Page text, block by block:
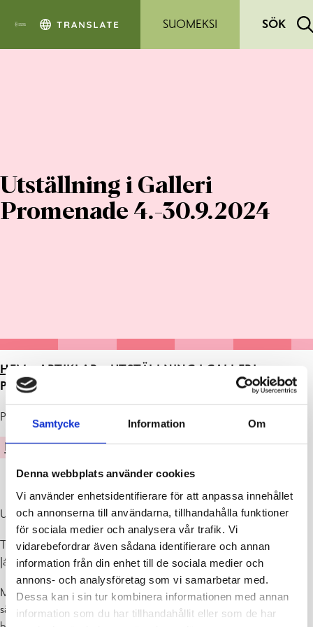
Samtycke Information Om
Denna webbplats använder cookies
Vi använder enhetsidentifierare för att anpassa innehållet
och annonserna till användarna, tillhandahålla funktioner
för sociala medier och analysera vår trafik. Vi
vidarebefordrar även sådana identifierare och annan
information från din enhet till de sociala medier och
annons- och analysföretag som vi samarbetar med.
Dessa kan i sin tur kombinera informationen med annan
information som du har tillhandahållit eller som de har
SUOMEKSI
SÖK
Utställning i Galleri
Promenade 4.-30.9.2024
HEM ARTIKLAR
UTSTÄLLNING I GALLERI
PROMENADE 4.-30.9.2024
Publicerad : 28.08.2024
KULTUR
Utställning i Galleri Promenade 4.-30.9.2024
Tyyne, min hund Tyyne
János Ihalainen
Min gamla hund Tyyne var min följeslagare i det här livet. Så älskad,
så viktig för mig. Bland alla andra verk i denna utställning hittar ni